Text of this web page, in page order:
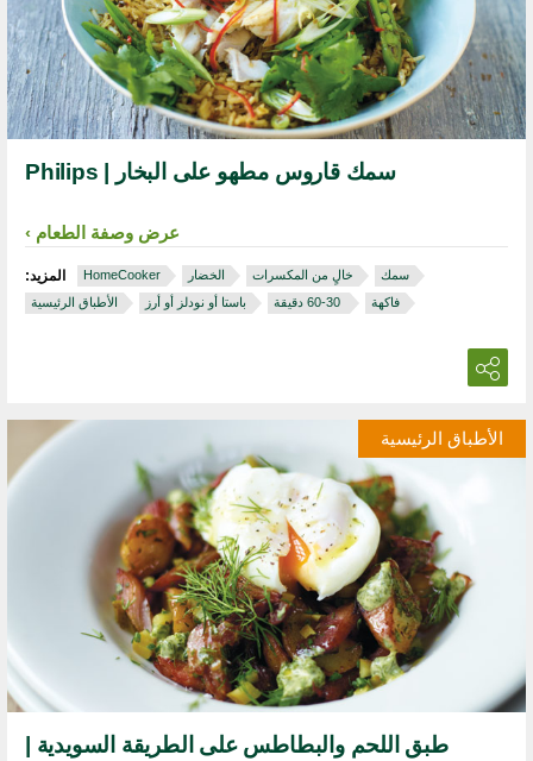
سمك قاروس مطهو على البخار | Philips
عرض وصفة الطعام
المزيد: HomeCooker الخضار خالٍ من المكسرات
سمك
الأطباق الرئيسية
باستا أو نودلز أو أرز ‏ 30‏-60 دقيقة فاكهة
الأطباق الرئيسية
طبق اللحم والبطاطس على الطريقة السويدية |